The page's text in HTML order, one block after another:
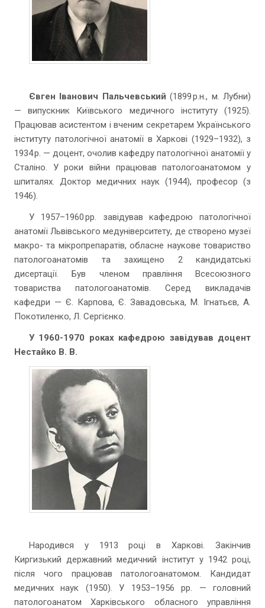
Євген Іванович Пальчевський (1899 р.н., м. Лубни)
— випускник Київського медичного інституту (1925).
Працював асистентом і вченим секретарем Українського
інституту патологічної анатомії в Харкові (1929–1932), з
1934 р. — доцент, очолив кафедру патологічної анатомії у
Сталіно. У роки війни працював патологоанатомом у
шпиталях. Доктор медичних наук (1944), професор (з
1946).
У 1957–1960 рр. завідував кафедрою патологічної
анатомії Львівського медуніверситету, де створено музеї
макро- та мікропрепаратів, обласне наукове товариство
патологоанатомів та захищено 2 кандидатські
дисертації. Був членом правління Всесоюзного
товариства патологоанатомів. Серед викладачів
кафедри — Є. Карпова, Є. Завадовська, М. Ігнатьєв, А.
Покотиленко, Л. Сергієнко.
У 1960-1970 роках кафедрою завідував доцент
Нестайко В. В.
Народився у 1913 році в Харкові. Закінчив
Киргизький державний медичний інститут у 1942 році,
після чого працював патологоанатомом. Кандидат
медичних наук (1950). У 1953–1956 рр. — головний
патологоанатом Харківського обласного управління